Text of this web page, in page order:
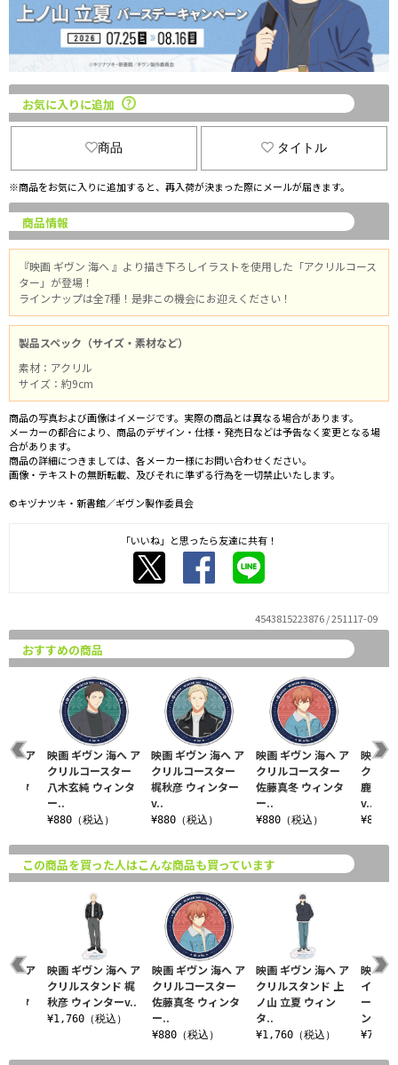
お気に入りに追加
商品 タイトル
※商品をお気に入りに追加すると、再入荷が決まった際にメールが届きます。
商品情報
『映画 ギヴン 海へ 』より描き下ろしイラストを使用した「アクリルコース
ター」が登場！
ラインナップは全7種！是非この機会にお迎えください！
製品スペック（サイズ・素材など）
素材：アクリル
サイズ：約9cm
商品の写真および画像はイメージです。実際の商品とは異なる場合があります。
メーカーの都合により、商品のデザイン・仕様・発売日などは予告なく変更となる場
合があります。
商品の詳細につきましては、各メーカー様にお問い合わせください。
画像・テキストの無断転載、及びそれに準ずる行為を一切禁止いたします。
©キヅナツキ・新書館／ギヴン製作委員会
「いいね」と思ったら友達に共有！
4543815223876 / 251117-09
おすすめの商品
映画 ギヴン 海へ ア
クリルコースター
梶秋彦 ウィンター
v..
¥880（税込）
映画 ギヴン 海へ ア
クリルコースター
佐藤真冬 ウィンタ
ー..
¥880（税込）
映画
クリル
鹿島柊
v..
¥880（
へ ア
ンタ
映画 ギヴン 海へ ア
クリルコースター
八木玄純 ウィンタ
ー..
¥880（税込）
この商品を買った人はこんな商品も買っています
映画 ギヴン 海へ ア
クリルコースター
佐藤真冬 ウィンタ
ー..
¥880（税込）
映画 ギヴン 海へ ア
クリルスタンド 上
ノ山 立夏 ウィン
タ..
¥1,760（税込）
映画
イカッ
ー 上
ン..
¥770
へ ア
ンタ
映画 ギヴン 海へ ア
クリルスタンド 梶
秋彦 ウィンターv..
¥1,760（税込）